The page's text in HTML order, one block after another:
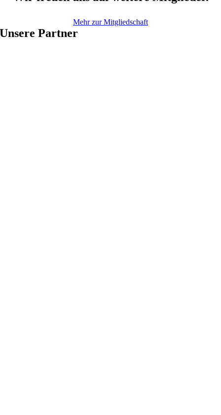
Mehr zur Mitgliedschaft
Unsere Partner